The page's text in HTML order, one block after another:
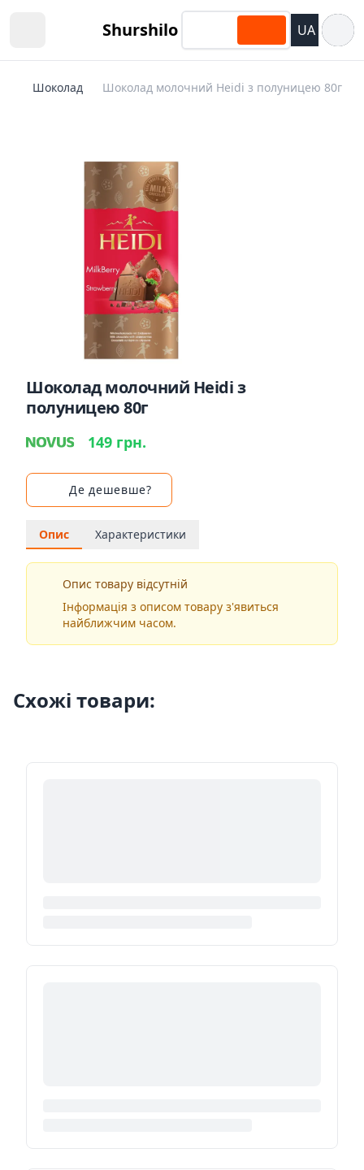
Shurshilo UA
Шоколад Шоколад молочний Heidi з полуницею 80г
Шоколад молочний Heidi з
полуницею 80г
149 грн.
Де дешевше?
Опис Характеристики
Опис товару відсутній
Інформація з описом товару з'явиться
найближчим часом.
Схожі товари: